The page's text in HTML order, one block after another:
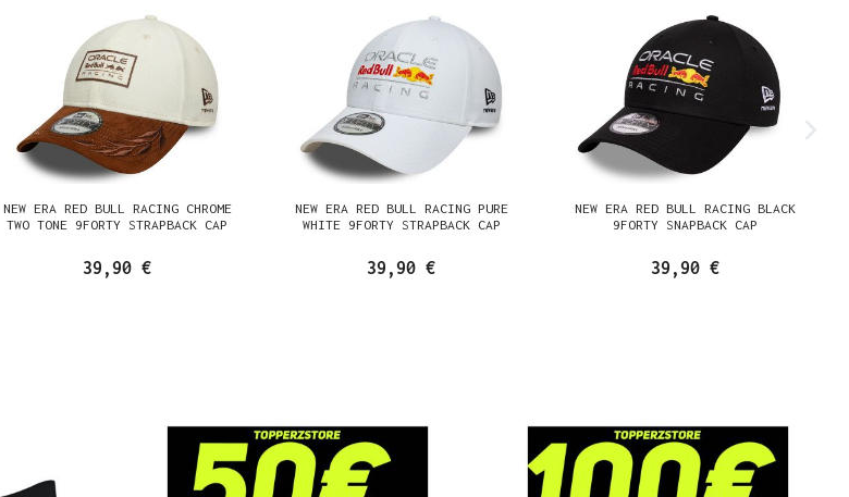
NEW ERA RED BULL RACING CHROME
TWO TONE 9FORTY STRAPBACK CAP
39,90 €
NEW ERA RED BULL RACING PURE
WHITE 9FORTY STRAPBACK CAP
39,90 €
NEW ERA RED BULL RACING BLACK
9FORTY SNAPBACK CAP
39,90 €